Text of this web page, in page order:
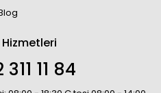
311 11 84